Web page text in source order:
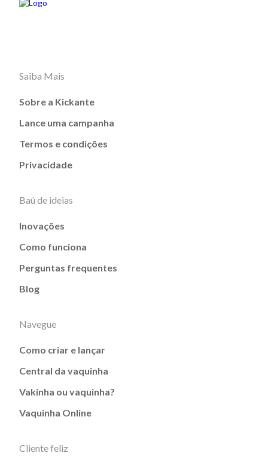
Saiba Mais
Sobre a Kickante
Lance uma campanha
Termos e condições
Privacidade
Baú de ideias
Inovações
Como funciona
Perguntas frequentes
Blog
Navegue
Como criar e lançar
Central da vaquinha
Vakinha ou vaquinha?
Vaquinha Online
Cliente feliz